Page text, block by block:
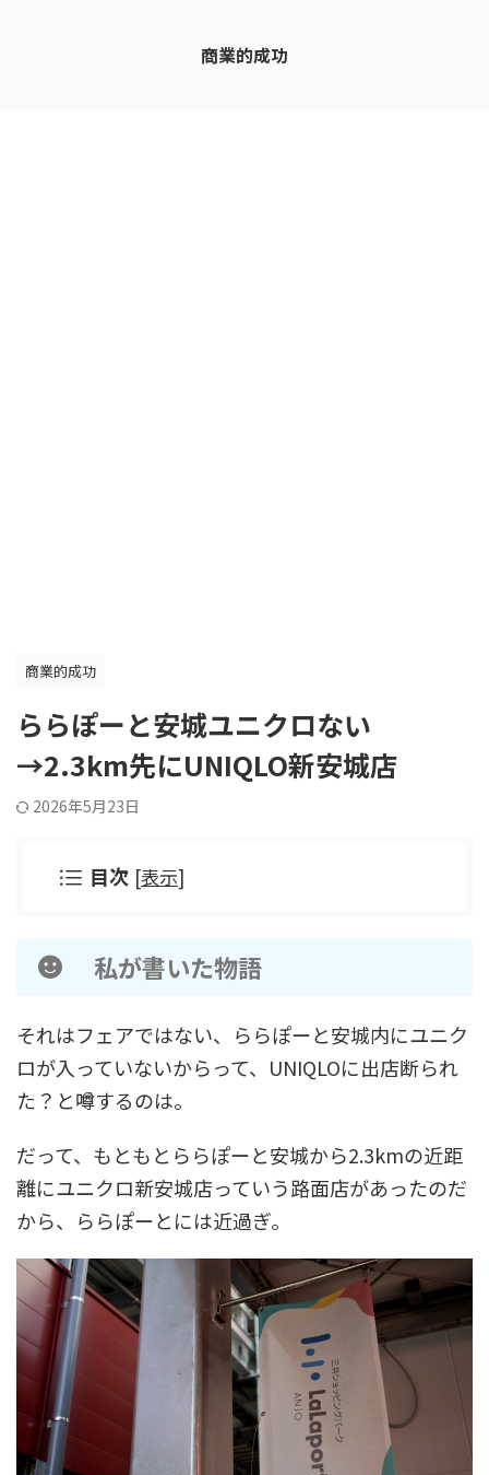
商業的成功
商業的成功
ららぽーと安城ユニクロない
→2.3km先にUNIQLO新安城店
2026年5月23日
目次 [表示]
私が書いた物語
それはフェアではない、ららぽーと安城内にユニク
ロが入っていないからって、UNIQLOに出店断られ
た？と噂するのは。
だって、もともとららぽーと安城から2.3kmの近距
離にユニクロ新安城店っていう路面店があったのだ
から、ららぽーとには近過ぎ。